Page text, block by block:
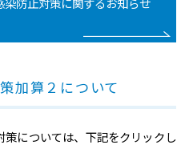
加算２について
については、下記をクリックし